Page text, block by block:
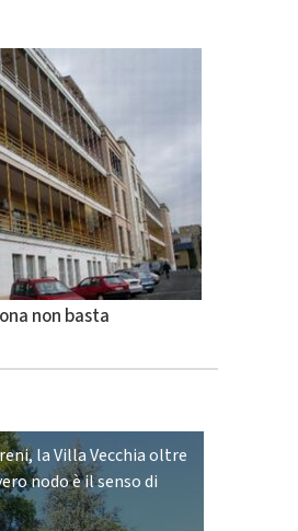
non basta
la Villa Vecchia oltre
nodo è il senso di